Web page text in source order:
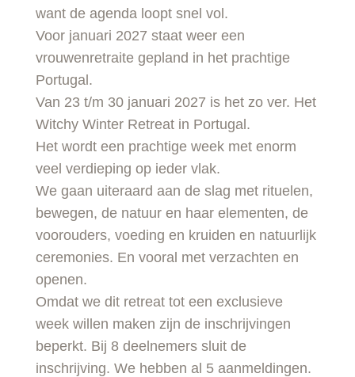
want de agenda loopt snel vol.
Voor januari 2027 staat weer een
vrouwenretraite gepland in het prachtige
Portugal.
Van 23 t/m 30 januari 2027 is het zo ver. Het
Witchy Winter Retreat in Portugal.
Het wordt een prachtige week met enorm
veel verdieping op ieder vlak.
We gaan uiteraard aan de slag met rituelen,
bewegen, de natuur en haar elementen, de
voorouders, voeding en kruiden en natuurlijk
ceremonies. En vooral met verzachten en
openen.
Omdat we dit retreat tot een exclusieve
week willen maken zijn de inschrijvingen
beperkt. Bij 8 deelnemers sluit de
inschrijving. We hebben al 5 aanmeldingen.